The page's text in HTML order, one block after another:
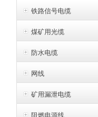
铁路信号电缆
煤矿用光缆
防水电缆
网线
矿用漏泄电缆
阻燃电源线